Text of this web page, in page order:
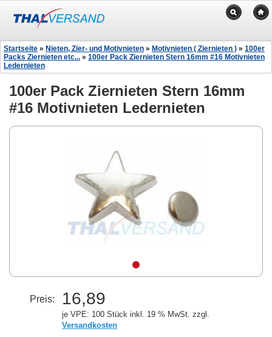
Startseite » Nieten, Zier- und Motivnieten » Motivnieten ( Ziernieten ) » 100er
Packs Ziernieten etc... » 100er Pack Ziernieten Stern 16mm #16 Motivnieten
Ledernieten
100er Pack Ziernieten Stern 16mm
#16 Motivnieten Ledernieten
Preis: 16,89
je VPE: 100 Stück inkl. 19 % MwSt. zzgl.
Versandkosten